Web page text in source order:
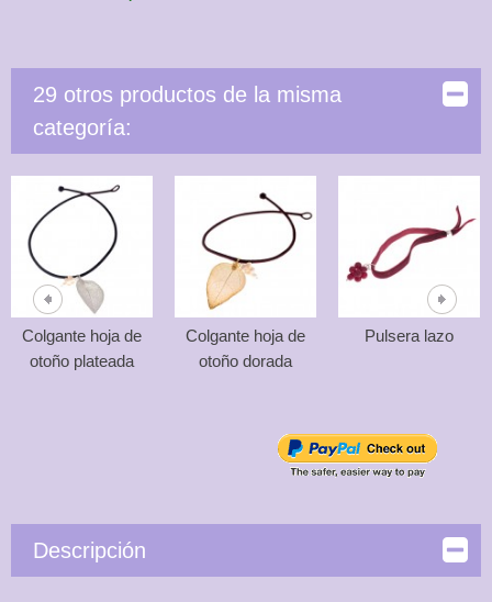
29 otros productos de la misma
categoría:
Colgante hoja de
otoño plateada
Colgante hoja de
otoño dorada
Pulsera lazo
Descripción